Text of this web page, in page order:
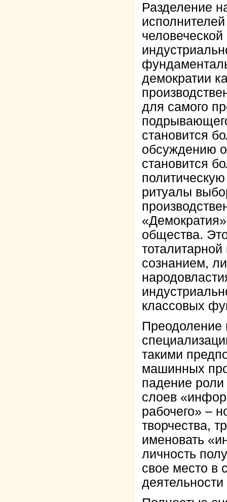
Разделение
демократии
для самого
становится
обсуждению
становится
ритуалы
общества.
сознанием,
классовых
Преодоление
такими
машинных
падение роли
слоев
рабочего» –
творчества,
именовать
личность
свое место в